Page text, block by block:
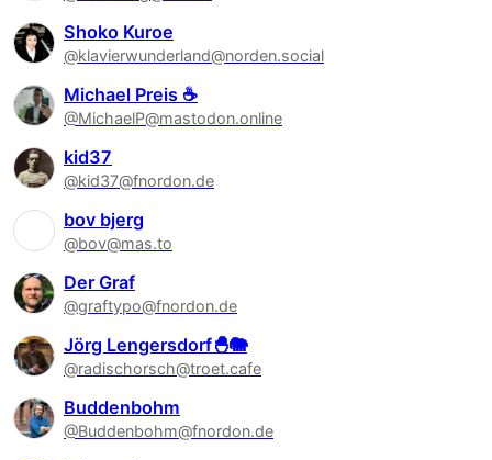
Shoko Kuroe
@klavierwunderland@norden.social
Michael Preis ☕
@MichaelP@mastodon.online
kid37
@kid37@fnordon.de
bov bjerg
@bov@mas.to
Der Graf
@graftypo@fnordon.de
Jörg Lengersdorf🐣🐘
@radischorsch@troet.cafe
Buddenbohm
@Buddenbohm@fnordon.de